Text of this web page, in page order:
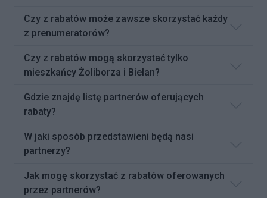
Czy z rabatów może zawsze skorzystać każdy
z prenumeratorów?
Czy z rabatów mogą skorzystać tylko
mieszkańcy Żoliborza i Bielan?
Gdzie znajdę listę partnerów oferujących
rabaty?
W jaki sposób przedstawieni będą nasi
partnerzy?
Jak mogę skorzystać z rabatów oferowanych
przez partnerów?